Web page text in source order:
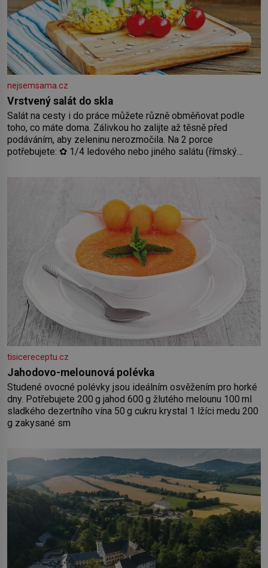
nejsemsama.cz
Vrstvený salát do skla
Salát na cesty i do práce můžete různě obměňovat podle
toho, co máte doma. Zálivkou ho zalijte až těsně před
podáváním, aby zeleninu nerozmočila. Na 2 porce
potřebujete: ✿ 1/4 ledového nebo jiného salátu (římský
2 rajčata Zálivka: ✿ 4 lžíce olivového oleje ✿ 1 lžíci citronové
tisicereceptu.cz
Jahodovo-melounová polévka
Studené ovocné polévky jsou ideálním osvěžením pro horké
dny. Potřebujete 200 g jahod 600 g žlutého melounu 100 ml
sladkého dezertního vína 50 g cukru krystal 1 lžíci medu 200
g zakysané sm